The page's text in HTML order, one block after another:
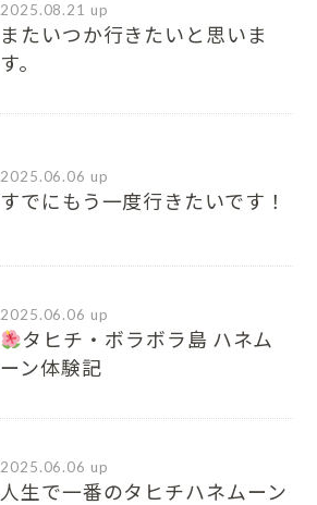
2025.08.21 up
またいつか行きたいと思いま
す。
2025.06.06 up
すでにもう一度行きたいです！
2025.06.06 up
タヒチ・ボラボラ島 ハネム
ーン体験記
2025.06.06 up
人生で一番のタヒチハネムーン